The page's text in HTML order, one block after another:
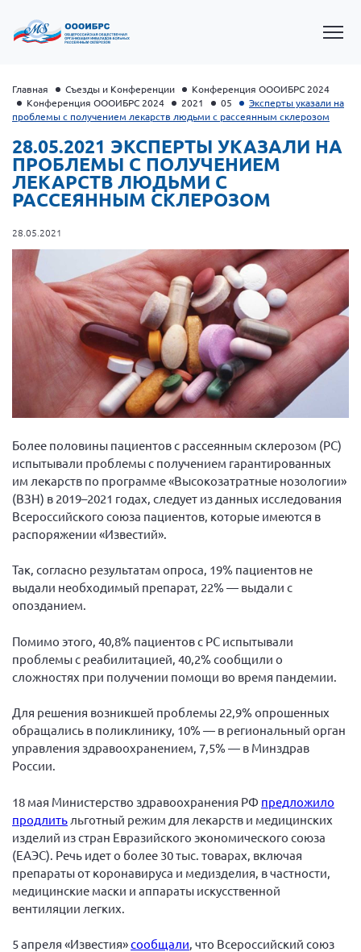
Президент Власов Я.В.
Первый вице-президент Кичигина Н. Ф.
Генеральный директор Матвиевская О.В.
Вице-президент Зрячева Н.В.
Вице-президент Шишлянников Ф.В.
Информационная служба
Отдел международных отношений
Вице-президент Черненко Д.Е.
Вице-президент Валюх М.В.
Вице-президент Чернова А.В.
Вице-президент Цикорин И.В.
Главный бухгалтер Жаворонкова Г.М.
Конференция ОООИБРС 2026
Экспертный совет ОООИБРС 2025
Конференция ОООИБРС 2024
Конференция ОООИБРС 2022
Конференция ОООИБРС 2021
Конференция ОООИБРС 2020
Документы съездов
Первый съезд
Второй съезд
Третий съезд
Главная Съезды и Конференции
Конференция ОООИБРС 2024
Конференция ОООИБРС 2024
2021 05
Эксперты указали на
проблемы с получением лекарств людьми с рассеянным склерозом
28.05.2021 ЭКСПЕРТЫ УКАЗАЛИ НА
ПРОБЛЕМЫ С ПОЛУЧЕНИЕМ
ЛЕКАРСТВ ЛЮДЬМИ С
РАССЕЯННЫМ СКЛЕРОЗОМ
28.05.2021
Более половины пациентов с рассеянным склерозом (РС)
испытывали проблемы с получением гарантированных
им лекарств по программе «Высокозатратные нозологии»
(ВЗН) в 2019–2021 годах, следует из данных исследования
Всероссийского союза пациентов, которые имеются в
распоряжении «Известий».
Так, согласно результатам опроса, 19% пациентов не
выдали необходимый препарат, 22% — выдали с
опозданием.
Помимо этого, 40,8% пациентов с РС испытывали
проблемы с реабилитацией, 40,2% сообщили о
сложностях при получении помощи во время пандемии.
Для решения возникшей проблемы 22,9% опрошенных
обращались в поликлинику, 10% — в региональный орган
управления здравоохранением, 7,5% — в Минздрав
России.
18 мая Министерство здравоохранения РФ предложило
продлить льготный режим для лекарств и медицинских
изделий из стран Евразийского экономического союза
(ЕАЭС). Речь идет о более 30 тыс. товарах, включая
препараты от коронавируса и медизделия, в частности,
медицинские маски и аппараты искусственной
вентиляции легких.
5 апреля «Известия»сообщали, что Всероссийский союз